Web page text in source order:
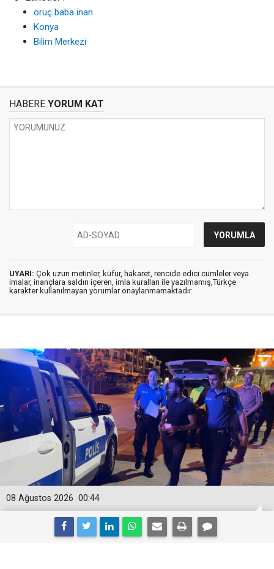
oruç baba inan
Konya
Bilim Merkezi
HABERE YORUM KAT
UYARI: Çok uzun metinler, küfür, hakaret, rencide edici cümleler veya
imalar, inançlara saldırı içeren, imla kuralları ile yazılmamış,Türkçe
karakter kullanılmayan yorumlar onaylanmamaktadır.
00:44
08 Ağustos 2026